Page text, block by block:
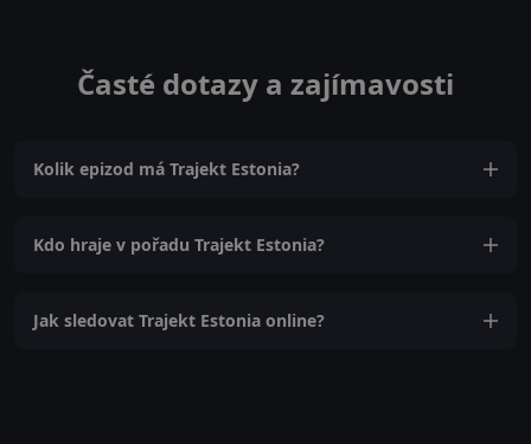
Časté dotazy a zajímavosti
Kolik epizod má Trajekt Estonia?
Kdo hraje v pořadu Trajekt Estonia?
Jak sledovat Trajekt Estonia online?